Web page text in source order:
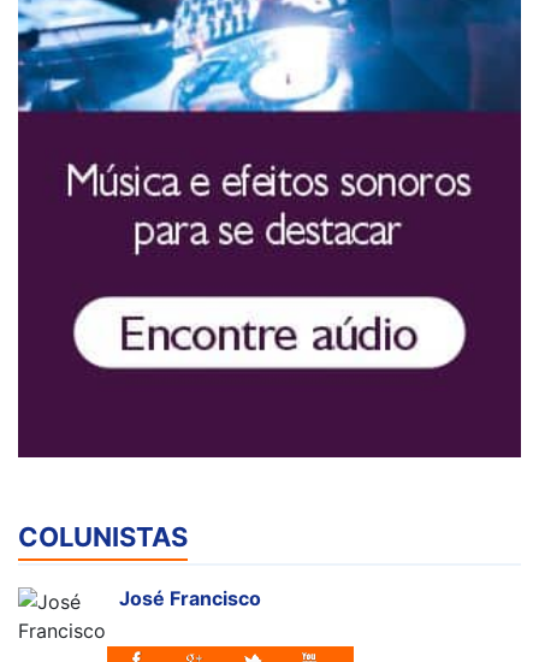
COLUNISTAS
José Francisco